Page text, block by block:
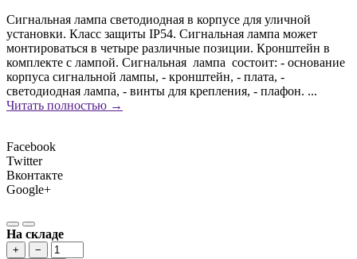
Сигнальная лампа светодиодная в корпусе для уличной
установки. Класс защиты IP54. Сигнальная лампа может
монтироваться в четыре различные позиции. Кронштейн в
комплекте с лампой. Сигнальная лампа состоит: - основание
корпуса сигнальной лампы, - кронштейн, - плата, -
светодиодная лампа, - винты для крепления, - плафон. ...
Читать полностью →
Facebook
Twitter
Вконтакте
Google+
На складе
+
−